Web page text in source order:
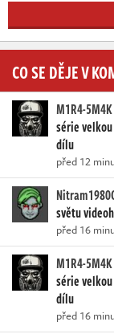
CO SE DĚJE V
M1R4-5M4K
série
dílu
před 12
světu
před 16
M1R4-5M4K
série
dílu
před 16